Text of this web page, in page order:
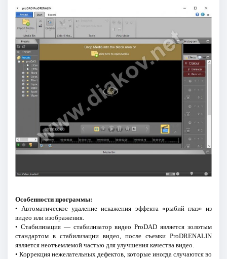
Особенности программы:
• Автоматическое удаление искажения эффекта «рыбий глаз» из
видео или изображения.
• Стабилизация — стабилизатор видео ProDAD является золотым
стандартом в стабилизации видео, после съемки ProDRENALIN
является неотъемлемой частью для улучшения качества видео.
• Коррекция нежелательных дефектов, которые иногда случаются во